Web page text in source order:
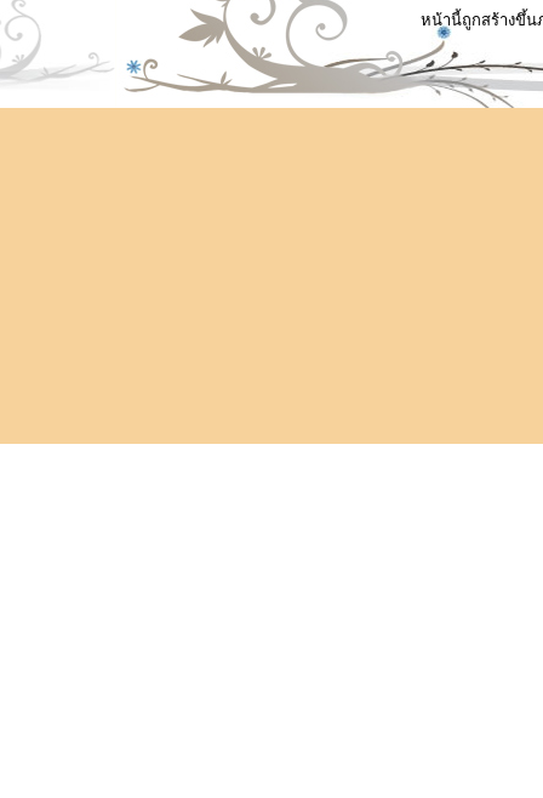
หน้านี้ถูกสร้างขึ้น